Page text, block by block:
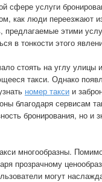
сфере услуги
как люди переезжают
предлагаемые этими
в тонкости этого
стоять на углу улицы
такси. Однако
номер такси и
благодаря сервисам
бронирования, но и
многообразны.
прозрачному
могут